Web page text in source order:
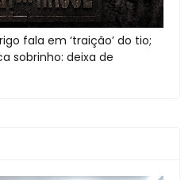
fala em ‘traição’ do tio;
sobrinho: deixa de